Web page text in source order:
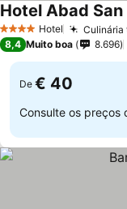
4 EstrelasHotel Culinária
Hotel Abad
8,4 Muito boa 8.696
De € 40
Consulte os preços